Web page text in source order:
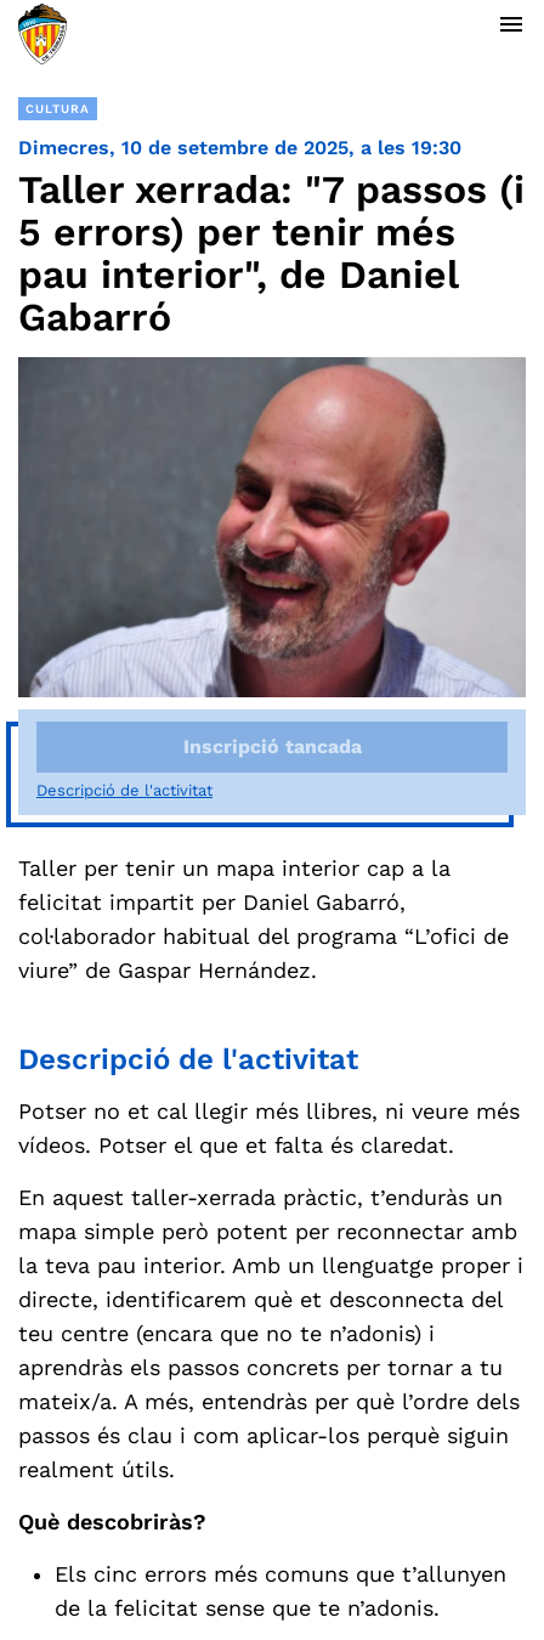
menu
CULTURA
Dimecres, 10 de setembre de 2025, a les 19:30
Taller xerrada: "7 passos (i
5 errors) per tenir més
pau interior", de Daniel
Gabarró
Inscripció tancada
Descripció de l'activitat
Taller per tenir un mapa interior cap a la
felicitat impartit per Daniel Gabarró,
col·laborador habitual del programa “L’ofici de
viure” de Gaspar Hernández.
Descripció de l'activitat
Potser no et cal llegir més llibres, ni veure més
vídeos. Potser el que et falta és claredat.
En aquest taller-xerrada pràctic, t’enduràs un
mapa simple però potent per reconnectar amb
la teva pau interior. Amb un llenguatge proper i
directe, identificarem què et desconnecta del
teu centre (encara que no te n’adonis) i
aprendràs els passos concrets per tornar a tu
mateix/a. A més, entendràs per què l’ordre dels
passos és clau i com aplicar-los perquè siguin
realment útils.
Què descobriràs?
Els cinc errors més comuns que t’allunyen
de la felicitat sense que te n’adonis.